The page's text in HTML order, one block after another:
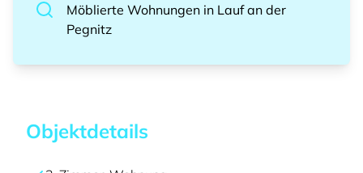
Möblierte Wohnungen in Lauf an der
Pegnitz
Objektdetails